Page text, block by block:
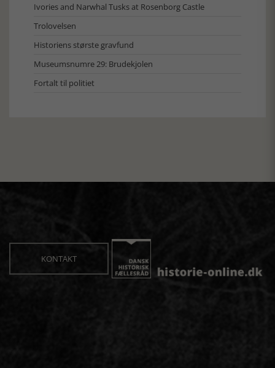
Ivories and Narwhal Tusks at Rosenborg Castle
Trolovelsen
Historiens største gravfund
Museumsnumre 29: Brudekjolen
Fortalt til politiet
KONTAKT